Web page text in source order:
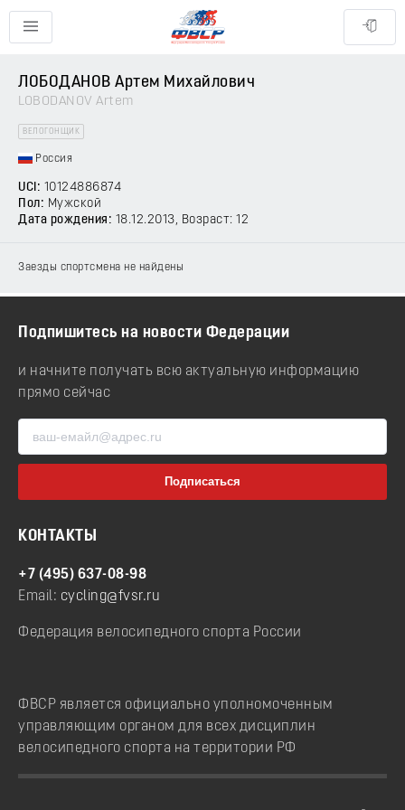
ЛОБОДАНОВ Артем Михайлович
LOBODANOV Artem
ВЕЛОГОНЩИК
Россия
UCI: 10124886874
Пол: Мужской
Дата рождения: 18.12.2013, Возраст: 12
Заезды спортсмена не найдены
Подпишитесь на новости Федерации
и начните получать всю актуальную информацию
прямо сейчас
КОНТАКТЫ
+7 (495) 637-08-98
Email: cycling@fvsr.ru
Федерация велосипедного спорта России
ФВСР является официально уполномоченным
управляющим органом для всех дисциплин
велосипедного спорта на территории РФ